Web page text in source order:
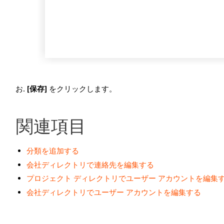
[保存] をクリックします。
関連項目
分類を追加する
会社ディレクトリで連絡先を編集する
プロジェクト ディレクトリでユーザー アカウントを編集
会社ディレクトリでユーザー アカウントを編集する